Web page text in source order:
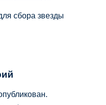
сбора звезды